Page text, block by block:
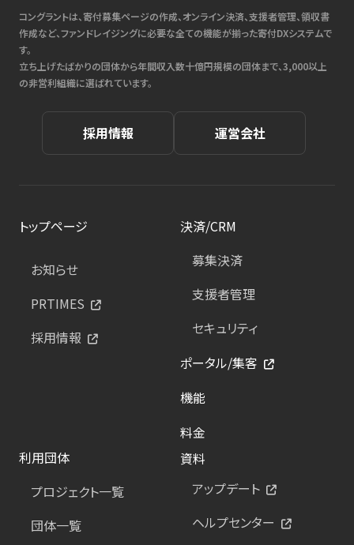
コングラントは、寄付募集ページの作成、オンライン決済、支援者管理、領収書
作成など、ファンドレイジングに必要な全ての機能が揃った寄付DXシステムで
す。
立ち上げたばかりの団体から年間収入数十億円規模の団体まで、3,000以上
の非営利組織に選ばれています。
採用情報 運営会社
トップページ
お知らせ
PRTIMES
採用情報
決済/CRM
募集決済
支援者管理
セキュリティ
ポータル/集客
機能
料金
利用団体
プロジェクト一覧
団体一覧
資料
アップデート
ヘルプセンター